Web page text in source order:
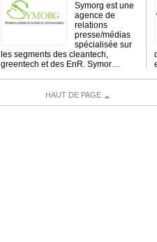
Symorg est une
agence de
relations
presse/médias
spécialisée sur
les segments des cleantech,
greentech et des EnR. Symor…
HAUT DE PAGE